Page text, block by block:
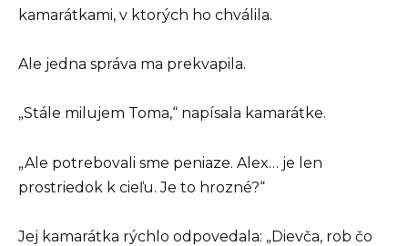
kamarátkami, v ktorých ho chválila.
Ale jedna správa ma prekvapila.
„Stále milujem Toma,“ napísala kamarátke.
„Ale potrebovali sme peniaze. Alex… je len
prostriedok k cieľu. Je to hrozné?“
Jej kamarátka rýchlo odpovedala: „Dievča, rob čo